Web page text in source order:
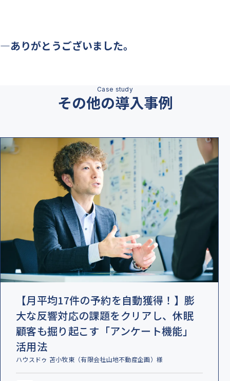
―ありがとうございました。
その他の導入事例
【月平均17件の予約を自動獲得！】膨
大な反響対応の課題をクリアし、休眠
顧客も掘り起こす「アンケート機能」
活用法
ハウスドゥ 苫小牧東（有限会社山地不動産企画）様